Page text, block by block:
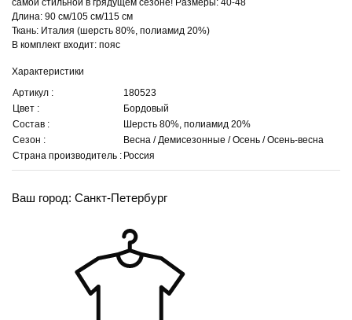
Длина: 90 см/105 см/115 см
Ткань: Италия (шерсть 80%, полиамид 20%)
В комплект входит: пояс
Характеристики
Артикул :
180523
Цвет :
Бордовый
Состав :
Шерсть 80%, полиамид 20%
Сезон :
Весна / Демисезонные / Осень / Осень-весна
Страна производитель : Россия
Ваш город: Санкт-Петербург